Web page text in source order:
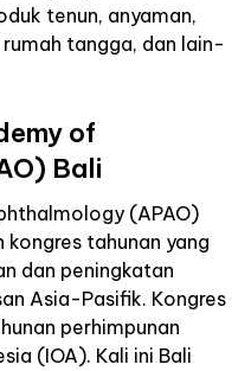
tenun, anyaman,
tangga, dan lain-
of
Bali
(APAO)
tahunan yang
dan peningkatan
Asia-Pasifik. Kongres
perhimpunan
(IOA). Kali ini Bali